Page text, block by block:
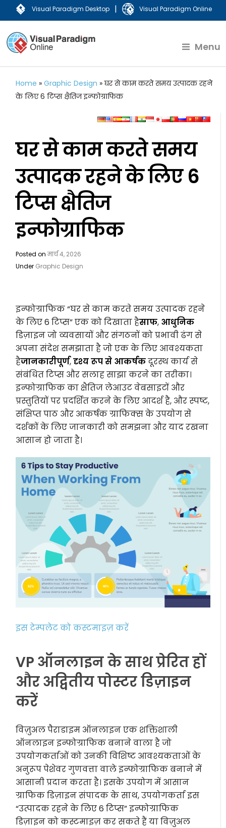
Visual Paradigm Desktop | Visual Paradigm Online
Menu
Home »Graphic Design »घर से काम करते समय उत्पादक रहने
के लिए 6 टिप्स क्षैतिज इन्फोग्राफिक
घर से काम करते समय
उत्पादक रहने के लिए 6
टिप्स क्षैतिज
इन्फोग्राफिक
Posted onमार्च 4, 2026
Under Graphic Design
इन्फोग्राफिक “घर से काम करते समय उत्पादक रहने
के लिए 6 टिप्स” एक को दिखाता हैसाफ, आधुनिक
डिज़ाइन जो व्यवसायों और संगठनों को प्रभावी ढंग से
अपना संदेश समझाता है जो एक के लिए आवश्यकता
हैजानकारीपूर्ण,दृश्य रूप से आकर्षकदूरस्थ कार्य से
संबंधित टिप्स और सलाह साझा करने का तरीका।
इन्फोग्राफिक का क्षैतिज लेआउट वेबसाइटों और
प्रस्तुतियों पर प्रदर्शित करने के लिए आदर्श है, और स्पष्ट,
संक्षिप्त पाठ और आकर्षक ग्राफिक्स के उपयोग से
दर्शकों के लिए जानकारी को समझना और याद रखना
आसान हो जाता है।
इस टेम्पलेट को कस्टमाइज़ करें
VP ऑनलाइन के साथ प्रेरित हों
और अद्वितीय पोस्टर डिज़ाइन
करें
विज़ुअल पैराडाइम ऑनलाइन एक शक्तिशाली
ऑनलाइन इन्फोग्राफिक बनाने वाला है जो
उपयोगकर्ताओं को उनकी विशिष्ट आवश्यकताओं के
अनुरूप पेशेवर गुणवत्ता वाले इन्फोग्राफिक बनाने में
आसानी प्रदान करता है। इसके उपयोग में आसान
ग्राफिक डिज़ाइन संपादक के साथ, उपयोगकर्ता इस
“उत्पादक रहने के लिए 6 टिप्स” इन्फोग्राफिक
डिज़ाइन को कस्टमाइज़ कर सकते हैं या विज़ुअल